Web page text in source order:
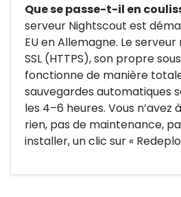
Que se passe-t-il en
serveur Nightscout est
EU en Allemagne. Le
SSL (HTTPS), son propre
fonctionne de manière
sauvegardes automatiques
les 4–6 heures. Vous n’avez
rien, pas de maintenance,
installer, un clic sur «